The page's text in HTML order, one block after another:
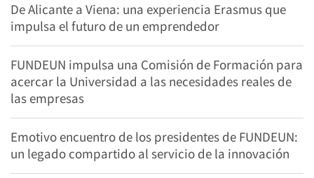
De Alicante a Viena: una experiencia Erasmus que
impulsa el futuro de un emprendedor
FUNDEUN impulsa una Comisión de Formación para
acercar la Universidad a las necesidades reales de
las empresas
Emotivo encuentro de los presidentes de FUNDEUN:
un legado compartido al servicio de la innovación